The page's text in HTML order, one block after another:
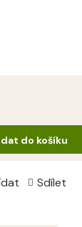
Sdílet
do košíku